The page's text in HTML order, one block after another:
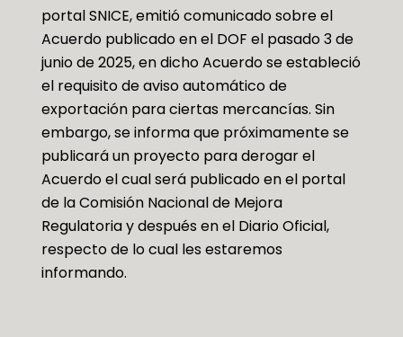
portal SNICE, emitió comunicado sobre el
Acuerdo publicado en el DOF el pasado 3 de
junio de 2025, en dicho Acuerdo se estableció
el requisito de aviso automático de
exportación para ciertas mercancías. Sin
embargo, se informa que próximamente se
publicará un proyecto para derogar el
Acuerdo el cual será publicado en el portal
de la Comisión Nacional de Mejora
Regulatoria y después en el Diario Oficial,
respecto de lo cual les estaremos
informando.